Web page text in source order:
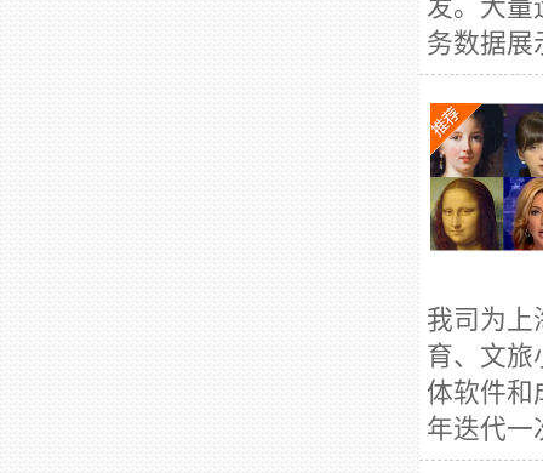
发。大量
务数据展
我司为上
育、文旅
体软件和
年迭代一